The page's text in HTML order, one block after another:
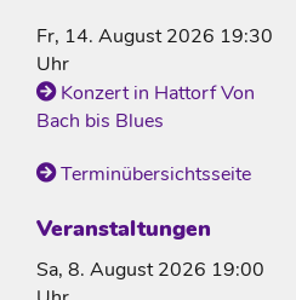
Fr, 14. August 2026 19:30
Uhr
Konzert in Hattorf Von
Bach bis Blues
Terminübersichtsseite
Veranstaltungen
Sa, 8. August 2026 19:00